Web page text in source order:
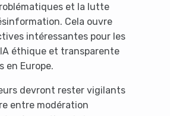
et la lutte
Cela ouvre
intéressantes pour les
éthique et transparente
en Europe.
devront rester vigilants
entre modération